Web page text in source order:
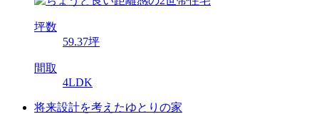
坪数
59.37坪
間取
4LDK
将来設計を考えたゆとりの家